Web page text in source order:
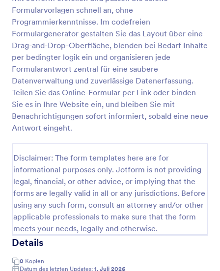
Formularvorlagen schnell an, ohne
Programmierkenntnisse. Im codefreien
Formulargenerator gestalten Sie das Layout über eine
Drag-and-Drop-Oberfläche, blenden bei Bedarf Inhalte
per bedingter logik ein und organisieren jede
Formularantwort zentral für eine saubere
Datenverwaltung und zuverlässige Datenerfassung.
Teilen Sie das Online-Formular per Link oder binden
Sie es in Ihre Website ein, und bleiben Sie mit
Benachrichtigungen sofort informiert, sobald eine neue
Antwort eingeht.
Disclaimer: The form templates here are for
informational purposes only. Jotform is not providing
legal, financial, or other advice, or implying that the
forms are legally valid in all or any jurisdictions. Before
using any such form, consult an attorney and/or other
applicable professionals to make sure that the form
meets your needs, legally and otherwise.
Details
0 Kopien
Datum des letzten Updates: 1. Juli 2026
Medizinischer Fragebogen
Ein medizinischer Fragebogen wird von einem
Teilnehmer ausgefüllt, um festzustellen, ob er
medizinisch in der Lage ist, an einer bestimmten
Aktivität teilzunehmen oder nicht. Er kann auch von
vor einem Termin oder Verfahren grundlegende
medizinische Informationen zu sammeln.
Beschleunigen Sie Ihren Papierkram, indem Sie mit
diesem kostenlosen medizinischen Online-
Fragebogen gleichzeitig Kontaktdaten und
medizinische Vorgeschichte sammeln! Passen Sie
ihn einfach an die Aktivität an, lassen Sie die Kunden
das Formular über Ihre Website oder persönlich auf
einem mobilen Gerät ausfüllen, und beobachten Sie,
wie die Antworten sofort in Ihrem sicheren
JotForm-Konto gespeichert werden! Mit unserem
Anpassen Ihres medizinischen Fragebogens so
Go to Category:
Vorlage verwenden
Vorschau